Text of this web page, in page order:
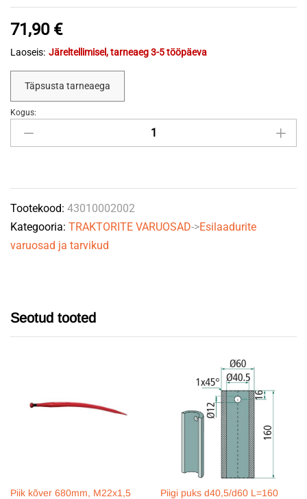
71,90 €
Laoseis: Järeltellimisel, tarneaeg 3-5 tööpäeva
Täpsusta tarneaega
Piik
sirge
1000mm
quantity
Kogus:
Tootekood: 43010002002
Kategooria: TRAKTORITE VARUOSAD->Esilaadurite
varuosad ja tarvikud
Seotud tooted
Piik kõver 680mm, M22x1,5 Piigi puks d40,5/d60 L=160